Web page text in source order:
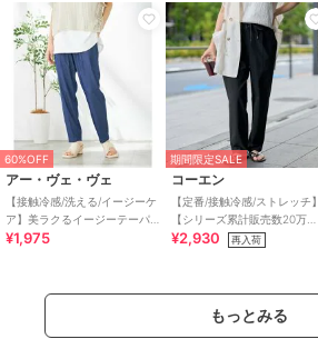
60%OFF
アー・ヴェ・ヴェ
【接触冷感/洗える/イージーケ
ア】美ラクるイージーテーパ
ードパンツ
¥1,975
期間限定SALE
コーエン
【定番/接触冷感/ストレッチ】
【シリーズ累計販売数20万本
突破】イージービューティー
¥2,930 再入荷
もっとみる